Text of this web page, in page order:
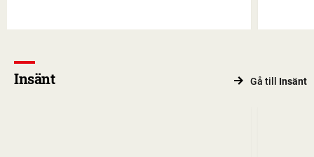
Insänt Gå till Insänt